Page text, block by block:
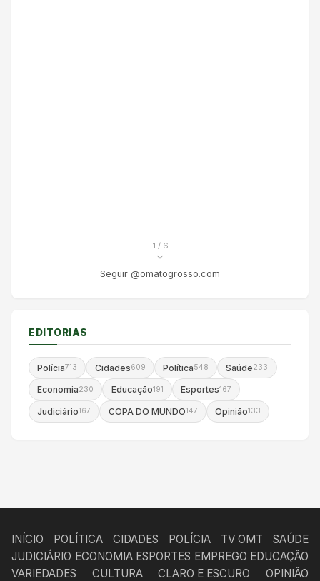
1 / 6
Seguir @omatogrosso.com
EDITORIAS
Polícia713 Cidades609 Política548 Saúde233
Economia230 Educação191 Esportes167
Judiciário167 COPA DO MUNDO147 Opinião133
INÍCIO POLÍTICA CIDADES POLÍCIA TV OMT
SAÚDE
JUDICIÁRIO ECONOMIA ESPORTES EMPREGO EDUCAÇÃO
VARIEDADES
CULTURA CLARO E ESCURO
OPINIÃO